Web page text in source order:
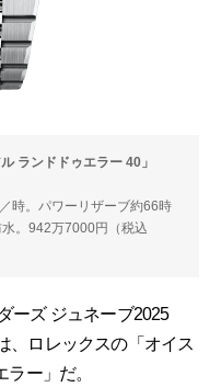
ランドドゥエラー 40」
時。パワーリザーブ約66時
。942万7000円（税込
ーズ ジュネーブ2025
、ロレックスの「オイス
ー」だ。